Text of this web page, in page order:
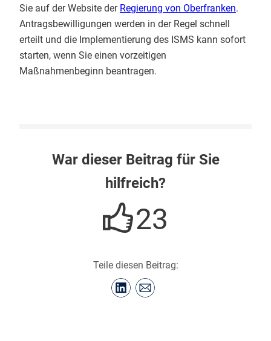
Sie auf der Website der Regierung von Oberfranken.
Antragsbewilligungen werden in der Regel schnell
erteilt und die Implementierung des ISMS kann sofort
starten, wenn Sie einen vorzeitigen
Maßnahmenbeginn beantragen.
War dieser Beitrag für Sie
hilfreich?
23
Teile diesen Beitrag: